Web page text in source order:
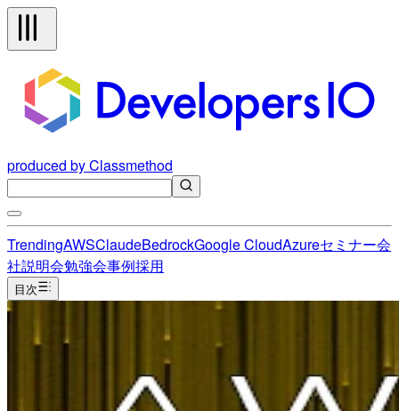
produced by Classmethod
TrendingAWSClaudeBedrockGoogle CloudAzureセミナー会
社説明会勉強会事例採用
目次